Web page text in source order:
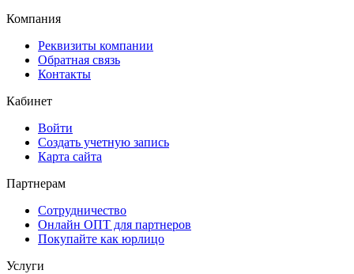
Компания
Реквизиты компании
Обратная связь
Контакты
Кабинет
Войти
Создать учетную запись
Карта сайта
Партнерам
Сотрудничество
Онлайн ОПТ для партнеров
Покупайте как юрлицо
Услуги